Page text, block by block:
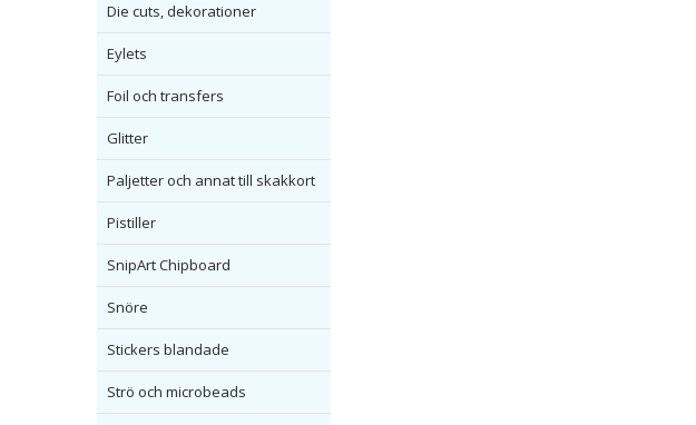
Die cuts, dekorationer
Eylets
Foil och transfers
Glitter
Paljetter och annat till skakkort
Pistiller
SnipArt Chipboard
Snöre
Stickers blandade
Strö och microbeads